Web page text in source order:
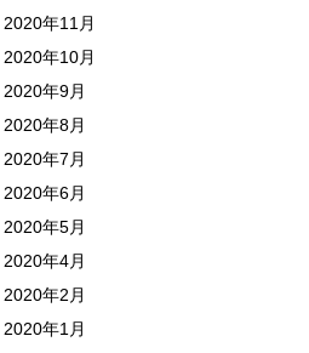
2020年11月
2020年10月
2020年9月
2020年8月
2020年7月
2020年6月
2020年5月
2020年4月
2020年2月
2020年1月